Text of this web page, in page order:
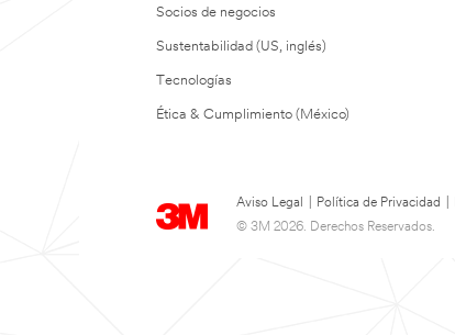
Socios de negocios
Sustentabilidad (US, inglés)
Tecnologías
Ética & Cumplimiento (México)
Aviso Legal Política de Privacidad
© 3M 2026. Derechos Reservados.